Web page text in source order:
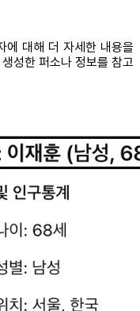
에 대해 더 자세한 내용을
성한 퍼소나 정보를 참고